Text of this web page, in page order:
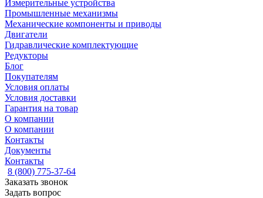
Измерительные устройства
Промышленные механизмы
Механические компоненты и приводы
Двигатели
Гидравлические комплектующие
Редукторы
Блог
Покупателям
Условия оплаты
Условия доставки
Гарантия на товар
О компании
О компании
Контакты
Документы
Контакты
8 (800) 775-37-64
Заказать звонок
Задать вопрос